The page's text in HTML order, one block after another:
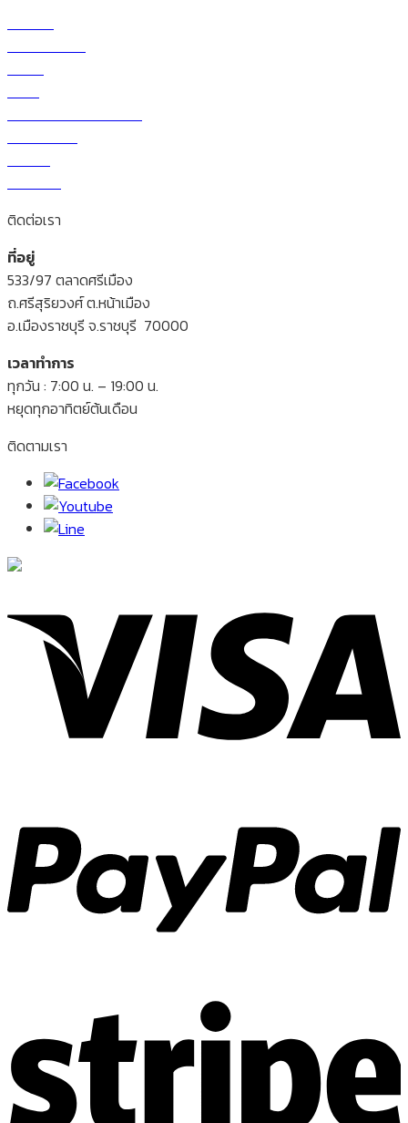
ติดต่อเรา
ที่อยู่
533/97 ตลาดศรีเมือง
ถ.ศรีสุริยวงศ์ ต.หน้าเมือง
อ.เมืองราชบุรี จ.ราชบุรี 70000
เวลาทำการ
ทุกวัน : 7:00 น. – 19:00 น.
หยุดทุกอาทิตย์ต้นเดือน
ติดตามเรา